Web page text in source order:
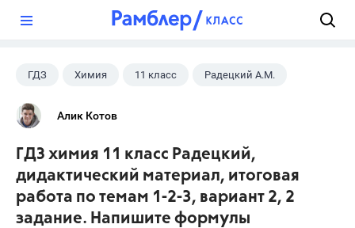
ГДЗ Химия 11 класс Радецкий А.М.
Алик Котов
ГДЗ химия 11 класс Радецкий,
дидактический материал, итоговая
работа по темам 1-2-3, вариант 2, 2
задание. Напишите формулы